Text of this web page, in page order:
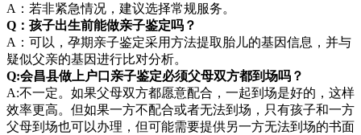
A：若非紧急情况，建议选择常规服务。
Q：孩子出生前能做亲子鉴定吗？
A：可以，孕期亲子鉴定采用方法提取胎儿的基因信息，并与
疑似父亲的基因进行比对分析。
Q:会昌县做上户口亲子鉴定必须父母双方都到场吗？
A:不一定。如果父母双方都愿意配合，一起到场是好的，这样
效率更高。但如果一方不配合或者无法到场，只有孩子和一方
父母到场也可以办理，但可能需要提供另一方无法到场的书面